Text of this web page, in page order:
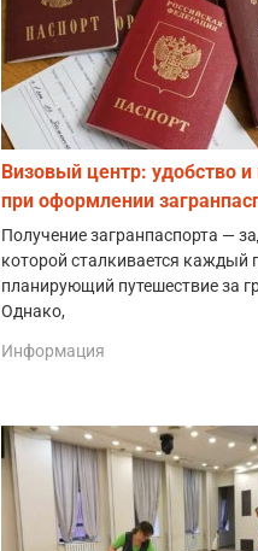
Визовый центр: удобство
при оформлении
Получение загранпаспорта —
которой сталкивается каждый
планирующий путешествие за
Однако,
Информация